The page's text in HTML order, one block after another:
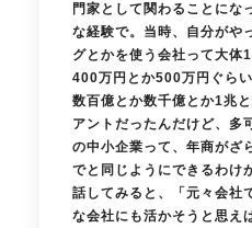
門家として関わることにな
な経験で。当時、自分がや
グとかを使う会社って大体
400万円とか500万円ぐら
数百億とか数千億とか1兆
アントだったんだけど、多
の中小企業って、年商がざ
でと同じようにできるわけ
話してみると、「元々会社
な会社にも活かそうと思え